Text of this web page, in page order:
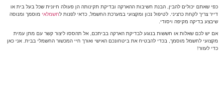
כפי שאתם יכולים להבין, הבנת חשיבות ההארקה ובדיקת תקינותה הן פעולה חיונית שכל בעל בית או
דייר צריך לקחת כרציני. לטיפול נכון ומקצועי במערכת החשמל, כדאי לפנות לחשמלאי מוסמך ומנוסה
שיבצע בדיקה מקיפה ויסודי.
אם יש לכם שאלות או חששות בנוגע לבדיקת הארקה בביתכם, אל תהססו ליצור קשר עם מתן עמית
מקצועי לחשמל מוסמך, בכדי להבטיח את ביטחונכם האישי ואורך חיי המכשור החשמלי בבית. אני כאן
כדי לעזור!